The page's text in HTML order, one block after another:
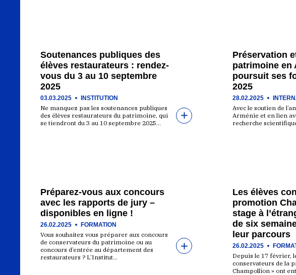
Soutenances publiques des
élèves restaurateurs : rendez-
vous du 3 au 10 septembre
2025
03.03.2025 INSTITUTION
Ne manquez pas les soutenances publiques
des élèves restaurateurs du patrimoine, qui
se tiendront du 3 au 10 septembre 2025…
Préservation
patrimoine en
poursuit ses
2025
28.02.2025
Avec le soutien de
Arménie et en lien
recherche
Préparez-vous aux concours
avec les rapports de jury –
disponibles en ligne !
26.02.2025 FORMATION
Vous souhaitez vous préparer aux concours
de conservateurs du patrimoine ou au
concours d’entrée au département des
restaurateurs ? L’Institut…
Les élèves
promotion
stage à
de six
leur parcours
26.02.2025
Depuis le 17 février,
conservateurs de la
Champollion » ont